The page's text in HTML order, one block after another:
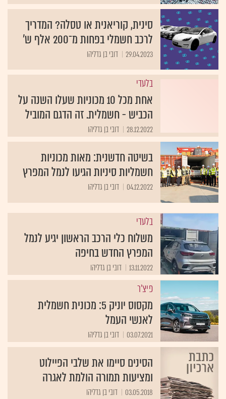
סינית, קוריאנית או טסלה? המדריך
לרכב חשמלי בפחות מ־200 אלף ש'
29.04.2023 דובי בן גדליהו
בלעדי
אחת מכל 10 מכוניות שעלו השנה על
הכביש - חשמלית. זה הדגם המוביל
28.12.2022 דובי בן גדליהו
בשיטה חדשנית: מאות מכוניות
חשמליות סיניות הגיעו לנמל המפרץ
04.12.2022 דובי בן גדליהו
בלעדי
משלוח כלי הרכב הראשון יגיע לנמל
המפרץ החדש בחיפה
13.11.2022 דובי בן גדליהו
פיצ'ר
מקסוס יוניק 5: מכונית חשמלית
לאנשי העמל
03.07.2021 דובי בן גדליהו
הסינים סיימו את שלבי הפיילוט
ומציעות תמורה הולמת לאגרה
03.05.2018 דובי בן גדליהו